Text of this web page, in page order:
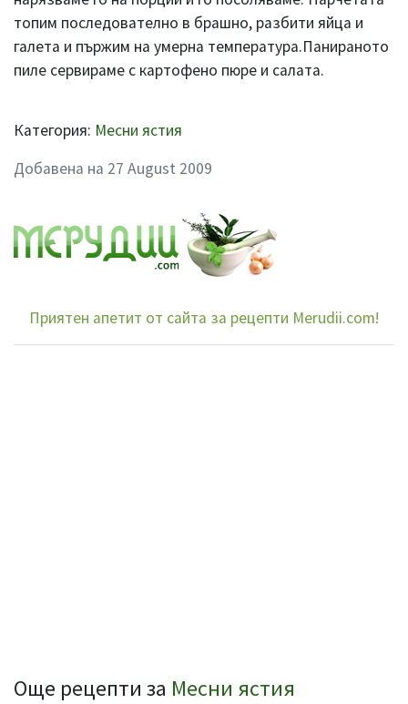
топим последователно в брашно, разбити яйца и
галета и пържим на умерна температура.Панираното
пиле сервираме с картофено пюре и салата.
Категория: Месни ястия
Добавена на 27 August 2009
Приятен апетит от сайта за рецепти Merudii.com!
Още рецепти за Месни ястия